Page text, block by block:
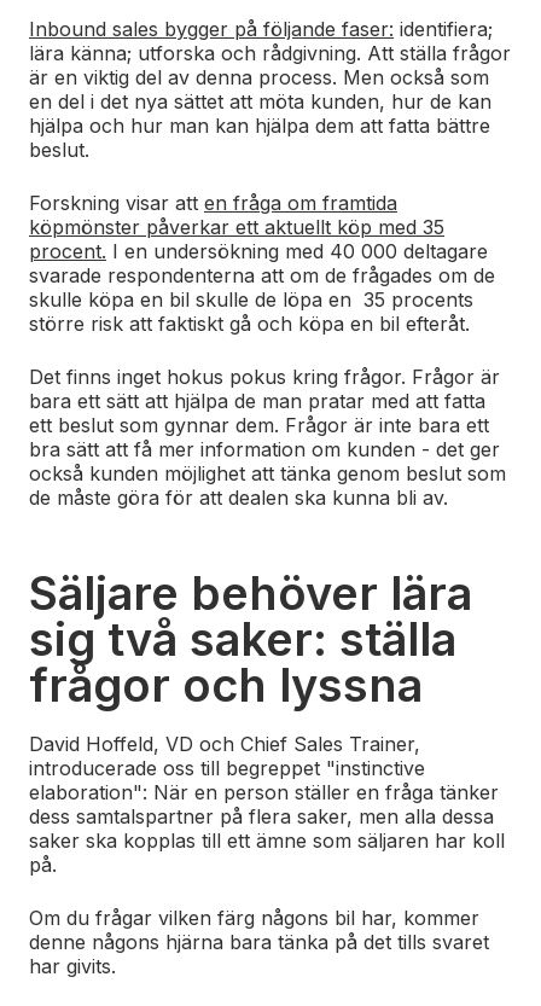
Inbound sales bygger på följande faser: identifiera;
lära känna; utforska och rådgivning. Att ställa frågor
är en viktig del av denna process. Men också som
en del i det nya sättet att möta kunden, hur de kan
hjälpa och hur man kan hjälpa dem att fatta bättre
beslut.
Forskning visar att en fråga om framtida
köpmönster påverkar ett aktuellt köp med 35
procent. I en undersökning med 40 000 deltagare
svarade respondenterna att om de frågades om de
skulle köpa en bil skulle de löpa en 35 procents
större risk att faktiskt gå och köpa en bil efteråt.
Det finns inget hokus pokus kring frågor. Frågor är
bara ett sätt att hjälpa de man pratar med att fatta
ett beslut som gynnar dem. Frågor är inte bara ett
bra sätt att få mer information om kunden - det ger
också kunden möjlighet att tänka genom beslut som
de måste göra för att dealen ska kunna bli av.
Säljare behöver lära
sig två saker: ställa
frågor och lyssna
David Hoffeld, VD och Chief Sales Trainer,
introducerade oss till begreppet "instinctive
elaboration": När en person ställer en fråga tänker
dess samtalspartner på flera saker, men alla dessa
saker ska kopplas till ett ämne som säljaren har koll
på.
Om du frågar vilken färg någons bil har, kommer
denne någons hjärna bara tänka på det tills svaret
har givits.